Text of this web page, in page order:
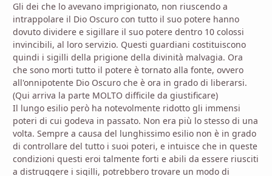
Gli dei che lo avevano imprigionato, non riuscendo a
intrappolare il Dio Oscuro con tutto il suo potere hanno
dovuto dividere e sigillare il suo potere dentro 10 colossi
invincibili, al loro servizio. Questi guardiani costituiscono
quindi i sigilli della prigione della divinità malvagia. Ora
che sono morti tutto il potere è tornato alla fonte, ovvero
all'onnipotente Dio Oscuro che è ora in grado di liberarsi.
(Qui arriva la parte MOLTO difficile da giustificare)
Il lungo esilio però ha notevolmente ridotto gli immensi
poteri di cui godeva in passato. Non era più lo stesso di una
volta. Sempre a causa del lunghissimo esilio non è in grado
di controllare del tutto i suoi poteri, e intuisce che in queste
condizioni questi eroi talmente forti e abili da essere riusciti
a distruggere i sigilli, potrebbero trovare un modo di